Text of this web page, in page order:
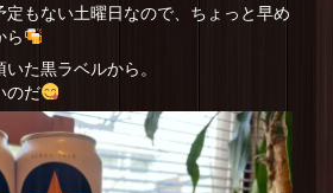
もない土曜日なので、ちょっと早め
ら
た黒ラベルから。
のだ